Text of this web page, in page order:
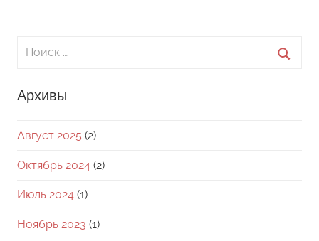
Поиск
Архивы
Август 2025 (2)
Октябрь 2024 (2)
Июль 2024 (1)
Ноябрь 2023 (1)